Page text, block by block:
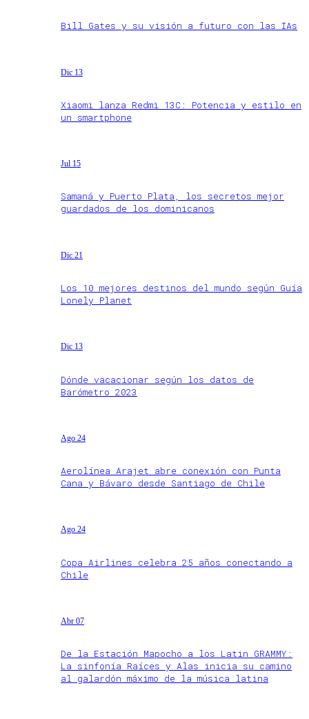
Bill Gates y su visión a futuro con las IAs
Dic 13
Xiaomi lanza Redmi 13C: Potencia y estilo en
un smartphone
Jul 15
Samaná y Puerto Plata, los secretos mejor
guardados de los dominicanos
Dic 21
Los 10 mejores destinos del mundo según Guía
Lonely Planet
Dic 13
Dónde vacacionar según los datos de
Barómetro 2023
Ago 24
Aerolínea Arajet abre conexión con Punta
Cana y Bávaro desde Santiago de Chile
Ago 24
Copa Airlines celebra 25 años conectando a
Chile
Abr 07
De la Estación Mapocho a los Latin GRAMMY:
La sinfonía Raíces y Alas inicia su camino
al galardón máximo de la música latina